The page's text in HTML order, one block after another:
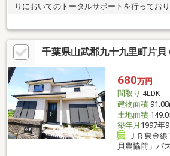
りにおいてのトータルサポートを行ってお
に強く、お客様一人ひとりにあったご提案
す。・スタッフ一同、誠心誠意ご対応させ
験知識が豊富なスタッフが在籍！迅速な対
す。・お問合せを受けてから即日ご対応を
す。・その他物件情報も多数ございます！
ください。
千葉県山武郡九十九里町片貝
680万円
間取り 4LDK
建物面積
土地面積
築年月 1997年
ＪＲ東金
貝農協前」バ